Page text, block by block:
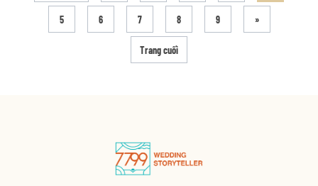
5 6 7 8 9 »
Trang cuối